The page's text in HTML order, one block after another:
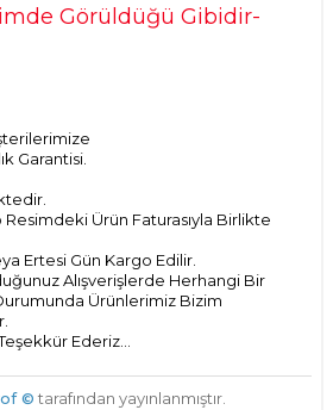
Görüldüğü Gibidir-
Garantisi.
Ürün Faturasıyla Birlikte
Ertesi Gün Kargo Edilir.
Alışverişlerde Herhangi Bir
Ürünlerimiz Bizim
Ederiz...
© tarafından yayınlanmıştır.